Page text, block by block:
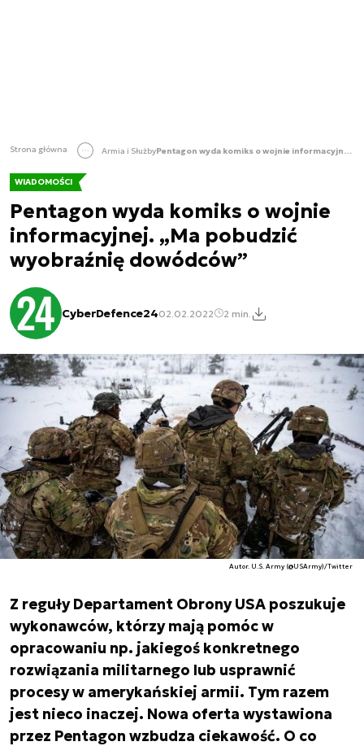
Strona główna Armia i Służby Pentagon wyda komiks o wojnie informacyjnej. „Ma pobudzić wyobraźnię dowódców”
WIADOMOŚCI
Pentagon wyda komiks o wojnie
informacyjnej. „Ma pobudzić
wyobraźnię dowódców”
CyberDefence2402.02.2022 2 min.
Autor. U.S. Army (@USArmy)/Twitter
Z reguły Departament Obrony USA poszukuje
wykonawców, którzy mają pomóc w
opracowaniu np. jakiegoś konkretnego
rozwiązania militarnego lub usprawnić
procesy w amerykańskiej armii. Tym razem
jest nieco inaczej. Nowa oferta wystawiona
przez Pentagon wzbudza ciekawość. O co